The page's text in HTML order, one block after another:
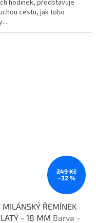
hodinek, představuje
cestu, jak toho
249 Kč
–32 %
ŘEMÍNEK
- 18 MM Barva -